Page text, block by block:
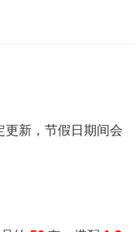
更新，节假日期间会